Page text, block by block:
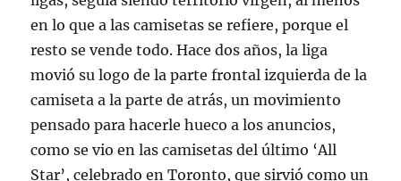
en lo que a las camisetas se refiere, porque el
resto se vende todo. Hace dos años, la liga
movió su logo de la parte frontal izquierda de la
camiseta a la parte de atrás, un movimiento
pensado para hacerle hueco a los anuncios,
como se vio en las camisetas del último ‘All
Star’, celebrado en Toronto, que sirvió como un